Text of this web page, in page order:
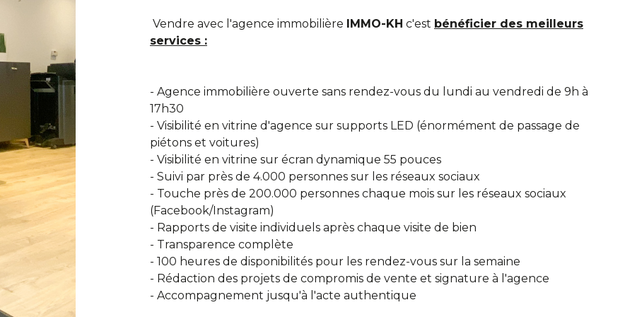
Vendre avec l'agence immobilière IMMO-KH c'est bénéficier des meilleurs
services :
- Agence immobilière ouverte sans rendez-vous du lundi au vendredi de 9h à
17h30
- Visibilité en vitrine d'agence sur supports LED (énormément de passage de
piétons et voitures)
- Visibilité en vitrine sur écran dynamique 55 pouces
- Suivi par près de 4.000 personnes sur les réseaux sociaux
- Touche près de 200.000 personnes chaque mois sur les réseaux sociaux
(Facebook/Instagram)
- Rapports de visite individuels après chaque visite de bien
- Transparence complète
- 100 heures de disponibilités pour les rendez-vous sur la semaine
- Rédaction des projets de compromis de vente et signature à l'agence
- Accompagnement jusqu'à l'acte authentique